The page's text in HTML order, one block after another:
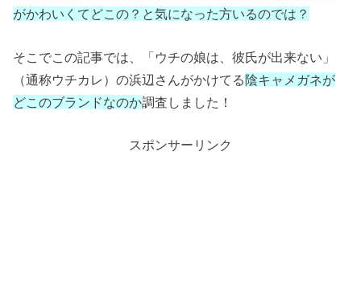
がかわいくてどこの？と気になった方いるのでは？
そこでこの記事では、「ウチの娘は、彼氏が出来ない」
（通称ウチカレ）の浜辺さんがかけてる 陰キャメガネが
どこのブランドなのか調査しました！
スポンサーリンク